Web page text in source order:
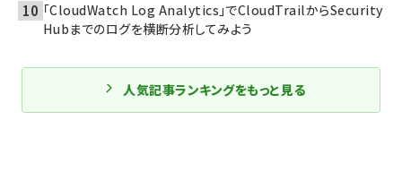
「CloudWatch Log Analytics」でCloudTrailからSecurity
Hubまでのログを横断分析してみよう
人気記事ランキングをもっと見る